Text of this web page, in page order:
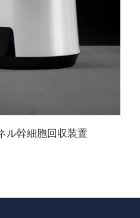
ル幹細胞回収装置